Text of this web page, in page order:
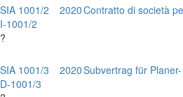
SIA 1001/2
I-1001/2
?
2020Contratto di società
SIA 1001/3
D-1001/3
2020Subvertrag für